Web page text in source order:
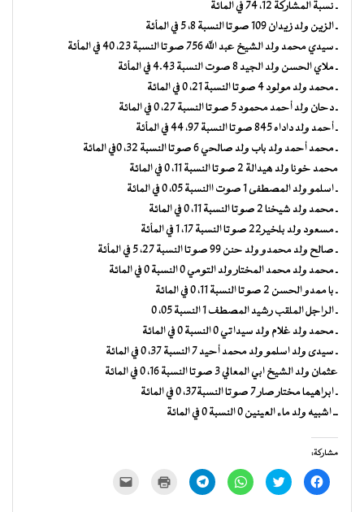
ـ نسبة المشاركة 12، 74 في المائة
ـ الزين ولد زيدان 109 صوتا النسبة 8، 5 في المأئة
ـ سيدي محمد ولد الشيخ عبد الله 756 صوتا النسبة 23، 40 في المأئة
ـ ملاي الحسن ولد الجيد 8 صوت النسبة 4.43 في المأئة
ـ محمد ولد مولود 4 صوتا النسبة 21، 0 في المائة
ـ دحان ولد أحمد محمود 5 صوتا النسبة 27، 0 في المائة
ـ أحمد ولد داداه 845 صوتا النسبة 97، 44 في المأئة
ـ محمد أحمد ولد باب ولد صالحي 6 صوتا النسبة 32، 0في المائة
محمد خونا ولد هيدالة 2 صوتا النسبة 11، 0 في المائة
ـ اسلمو ولد المصطفى 1 صوت االنسبة 05، 0 في المائة
ـ محمد ولد شيخنا 2 صوتا النسبة 11، 0 في المائة
ـ مسعود ولد بلخير22 صوتا النسبة 17، 1 في المأئة
ـ صالح ولد محمدو ولد حنن 99 صوتا النسبة 27، 5 في المأئة
ـ محمد ولد محمد المختار ولد التومي 0 النسبة 0 في المائة
ـ با ممدو الحسن 2 صوتا النسبة 11، 0 في المائة
ـ الراجل الملقب رشيد المصطف 1 النسبة 05، 0
ـ محمد ولد غلام ولد سيداتي 0 النسبة 0 في المائة
ـ سيدى ولد اسلمو ولد محمد أحيد 7 النسبة 37، 0 في المائة
عثمان ولد الشيخ ابي المعالي 3 صوتا النسبة 16، 0 في المائة
ـ ابراهيما مختار صار 7 صوتا النسبة37، 0 في المائة
ــ اشبيه ولد ماء العينين 0 النسبة 0 في المائة
مشاركة:
انقر
للمشاركة
اضغط
للمشاركة
انقر
للمشاركة
انقر
للمشاركة للطباعة